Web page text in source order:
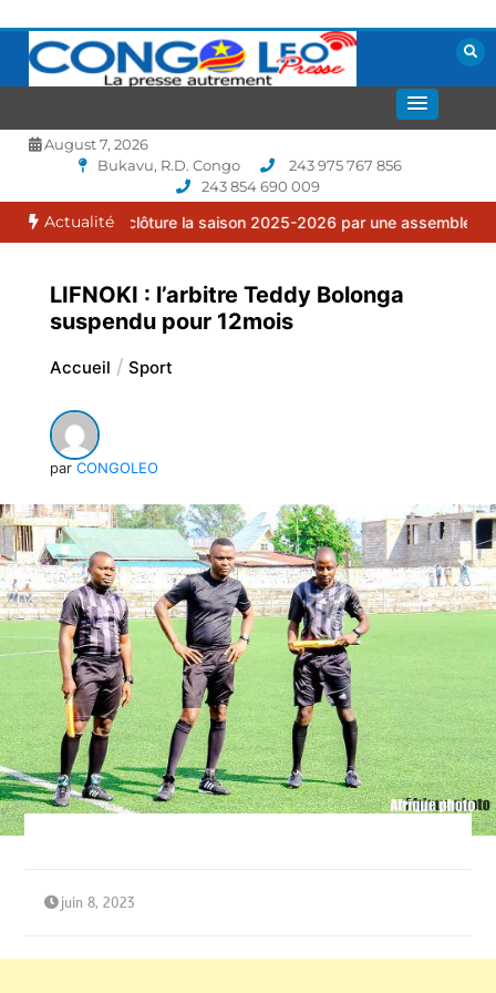
contenu
CONGOLEO
August 7, 2026
Bukavu, R.D. Congo
243 975 767 856
243 854 690 009
Actualité
clôture la saison 2025-2026 par une assemblée générale
LIFNOKI : l’arbitre Teddy Bolonga
suspendu pour 12mois
Accueil Sport
par CONGOLEO
juin 8, 2023